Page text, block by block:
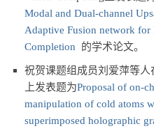
Modal and Dual-channel
Adaptive Fusion network for
Completion 的学术论文。
祝贺课题组成员刘爱萍等人
上发表题为Proposal of on-
manipulation of cold atoms
superimposed holographic